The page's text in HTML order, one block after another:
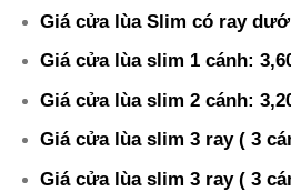
Giá cửa lùa Slim có ray
Giá cửa lùa slim 1 cánh:
Giá cửa lùa slim 2 cánh:
Giá cửa lùa slim 3 ray ( 3
Giá cửa lùa slim 3 ray ( 3